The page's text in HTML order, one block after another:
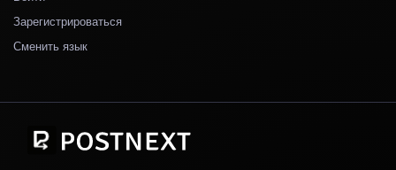
Зарегистрироваться
Сменить язык